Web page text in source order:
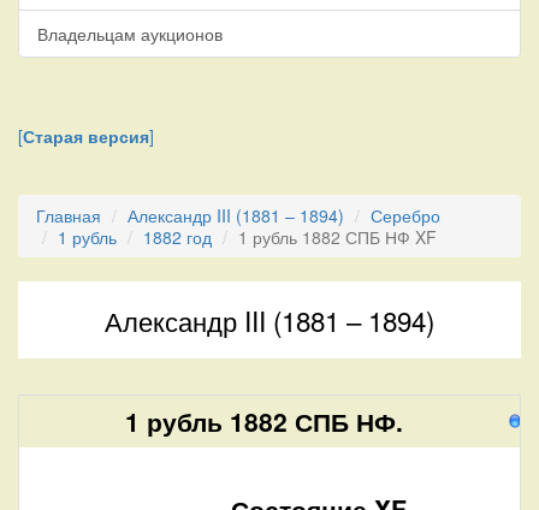
Владельцам аукционов
[Старая версия]
Главная Александр III (1881 – 1894)
Серебро
1 рубль
1882 год 1 рубль 1882 СПБ НФ XF
Александр III (1881 – 1894)
1 рубль 1882 СПБ НФ.